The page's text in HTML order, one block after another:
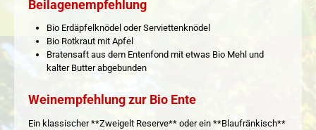
Beilagenempfehlung
Bio Erdäpfelknödel oder Serviettenknödel
Bio Rotkraut mit Apfel
Bratensaft aus dem Entenfond mit etwas Bio Mehl und
kalter Butter abgebunden
Weinempfehlung zur Bio Ente
Ein klassischer **Zweigelt Reserve** oder ein **Blaufränkisch**